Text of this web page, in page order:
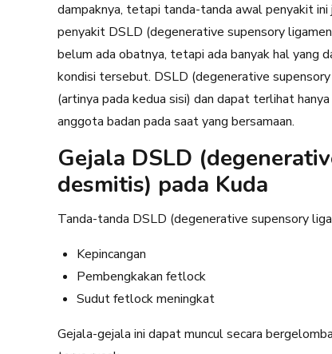
dampaknya, tetapi tanda-tanda awal penyakit
penyakit DSLD (degenerative supensory
belum ada obatnya, tetapi ada banyak hal yang
kondisi tersebut. DSLD (degenerative
(artinya pada kedua sisi) dan dapat terlihat
anggota badan pada saat yang bersamaan.
Gejala DSLD
desmitis) pada Kuda
Tanda-tanda DSLD (degenerative supensory
Kepincangan
Pembengkakan fetlock
Sudut fetlock meningkat
Gejala-gejala ini dapat muncul secara